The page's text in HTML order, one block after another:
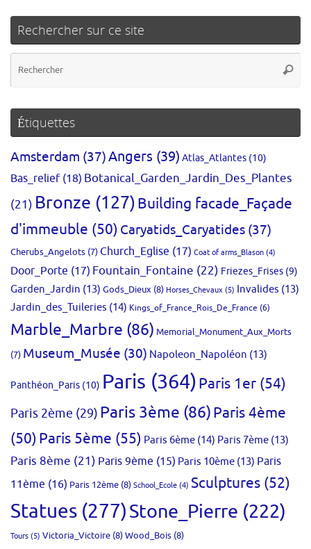
Rechercher sur ce site
Étiquettes
Amsterdam (37)Angers (39) Atlas_Atlantes (10)
Bas_relief(18) Botanical_Garden_Jardin_Des_Plantes
(21) Bronze (127)Building facade_Façade
d'immeuble (50) Caryatids_Caryatides (37)
Cherubs_Angelots (7) Church_Eglise (17) Coat of arms_Blason (4)
Door_Porte (17) Fountain_Fontaine (22) Friezes_Frises (9)
Garden_Jardin (13) Gods_Dieux (8) Horses_Chevaux (5) Invalides (13)
Jardin_des_Tuileries (14) Kings_of_France_Rois_De_France (6)
Marble_Marbre (86) Memorial_Monument_Aux_Morts
(7) Museum_Musée (30) Napoleon_Napoléon (13)
Panthéon_Paris (10) Paris (364)Paris 1er (54)
Paris 2ème (29) Paris 3ème (86)Paris 4ème
(50)Paris 5ème (55) Paris 6ème (14) Paris 7ème (13)
Paris 8ème (21) Paris 9ème (15) Paris 10ème (13) Paris
11ème (16) Paris 12ème (8) School_Ecole (4) Sculptures (52)
Statues (277)Stone_Pierre (222)
Tours (5) Victoria_Victoire (8)Wood_Bois (8)